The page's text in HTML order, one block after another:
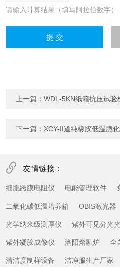
请输入计算结果（填写阿拉伯数字
上一篇：WDL-5KN纸箱抗压试验
下一篇： XCY-II道纯橡胶低温脆
友情链接：
细胞跨膜电阻仪 电能管理软件
二氧化碳低温培养箱 OBIS激光器
光学纳米级测厚仪 紫外可见分光
紫外凝胶成像仪 洛阳熔融炉 全
清洁度制样设备 洁净服生产厂家